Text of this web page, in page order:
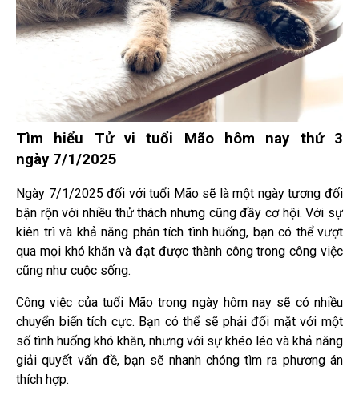
Tìm hiểu Tử vi tuổi Mão hôm nay thứ 3
ngày 7/1/2025
Ngày 7/1/2025 đối với tuổi Mão sẽ là một ngày tương đối
bận rộn với nhiều thử thách nhưng cũng đầy cơ hội. Với sự
kiên trì và khả năng phân tích tình huống, bạn có thể vượt
qua mọi khó khăn và đạt được thành công trong công việc
cũng như cuộc sống.
Công việc của tuổi Mão trong ngày hôm nay sẽ có nhiều
chuyển biến tích cực. Bạn có thể sẽ phải đối mặt với một
số tình huống khó khăn, nhưng với sự khéo léo và khả năng
giải quyết vấn đề, bạn sẽ nhanh chóng tìm ra phương án
thích hợp.